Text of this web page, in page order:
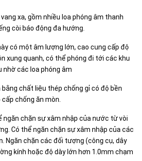
xa, gồm nhiều loa phóng âm thanh
còi báo động đa hướng.
có một âm lượng lớn, cao cung cấp độ
xung quanh, có thể phóng đi tới các khu
nhờ các loa phóng âm
chất liệu thép chống gỉ có độ bền
chống ăn mòn.
ngăn chặn sự xâm nhập của nước từ vòi
Có thể ngăn chặn sự xâm nhập của các
Ngăn chặn các đối tượng (công cụ, dây
kính hoặc độ dày lớn hơn 1.0mm chạm